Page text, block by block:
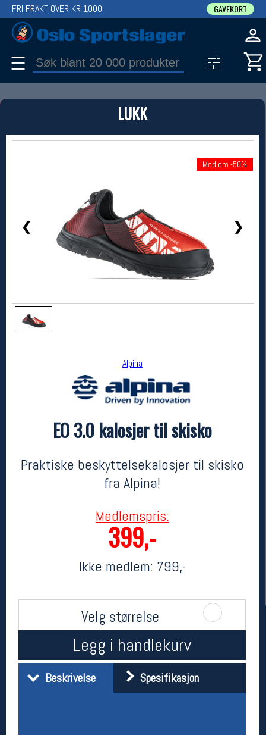
LUKK
❮ ❯
Medlem -50%
Alpina
EO 3.0 kalosjer til skisko
Praktiske beskyttelsekalosjer til skisko
fra Alpina!
Medlemspris:
399,-
Ikke medlem: 799,-
Velg størrelse
Legg i handlekurv
Beskrivelse Spesifikasjon
FRI FRAKT OVER KR 1000 GAVEKORT
☰
PRODUKT
Produkter (1)
Bruk filter til å spisse søket
Alpina
799,- MEDLEM:399,-
Her finner du oss